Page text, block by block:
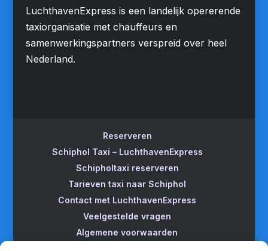
LuchthavenExpress is een landelijk opererende
taxiorganisatie met chauffeurs en
samenwerkingspartners verspreid over heel
Nederland.
Reserveren
Schiphol Taxi – LuchthavenExpress
Schipholtaxi reserveren
Tarieven taxi naar Schiphol
Contact met LuchthavenExpress
Veelgestelde vragen
Algemene voorwaarden